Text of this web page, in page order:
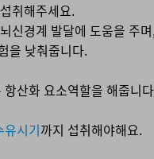
섭취해주세요.
신경계 발달에 도움을 주
을 낮춰줍니다.
항산화 요소역할을 해줍니
유시기까지 섭취해야해요.